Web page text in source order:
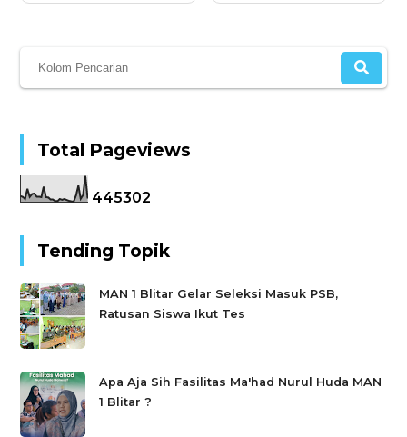
Total Pageviews
445302
Tending Topik
MAN 1 Blitar Gelar Seleksi Masuk PSB,
Ratusan Siswa Ikut Tes
Apa Aja Sih Fasilitas Ma'had Nurul Huda MAN
1 Blitar ?